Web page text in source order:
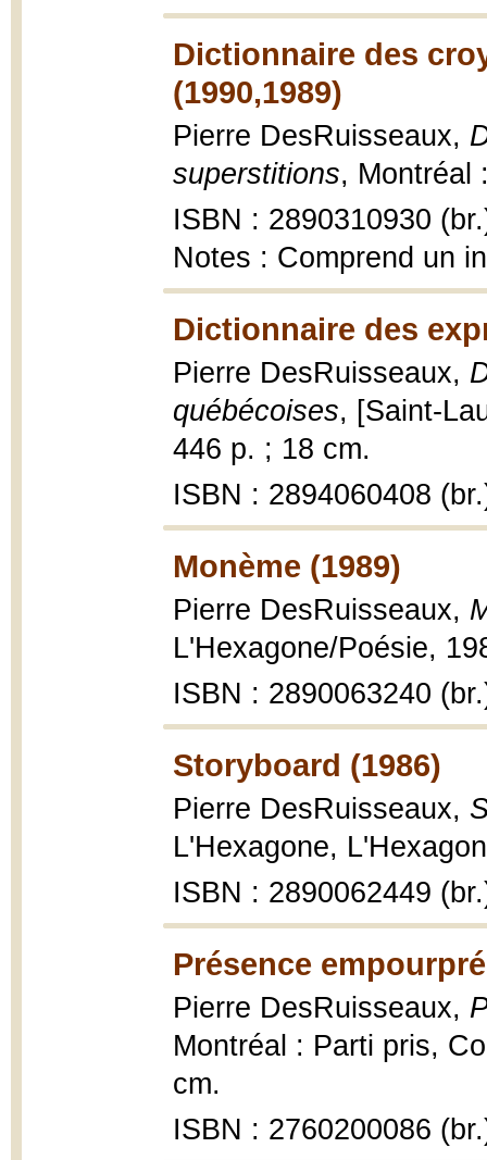
Dictionnaire des
(1990,1989)
Pierre DesRuisseaux,
superstitions, Montréal
ISBN : 2890310930
Notes : Comprend un
Dictionnaire des
Pierre DesRuisseaux,
québécoises, [Saint-
446 p. ; 18 cm.
ISBN : 2894060408
Monème (1989)
Pierre DesRuisseaux,
L'Hexagone/Poésie,
ISBN : 2890063240
Storyboard (1986)
Pierre DesRuisseaux,
L'Hexagone,
ISBN : 2890062449
Présence
Pierre DesRuisseaux,
Montréal : Parti pris,
cm.
ISBN : 2760200086